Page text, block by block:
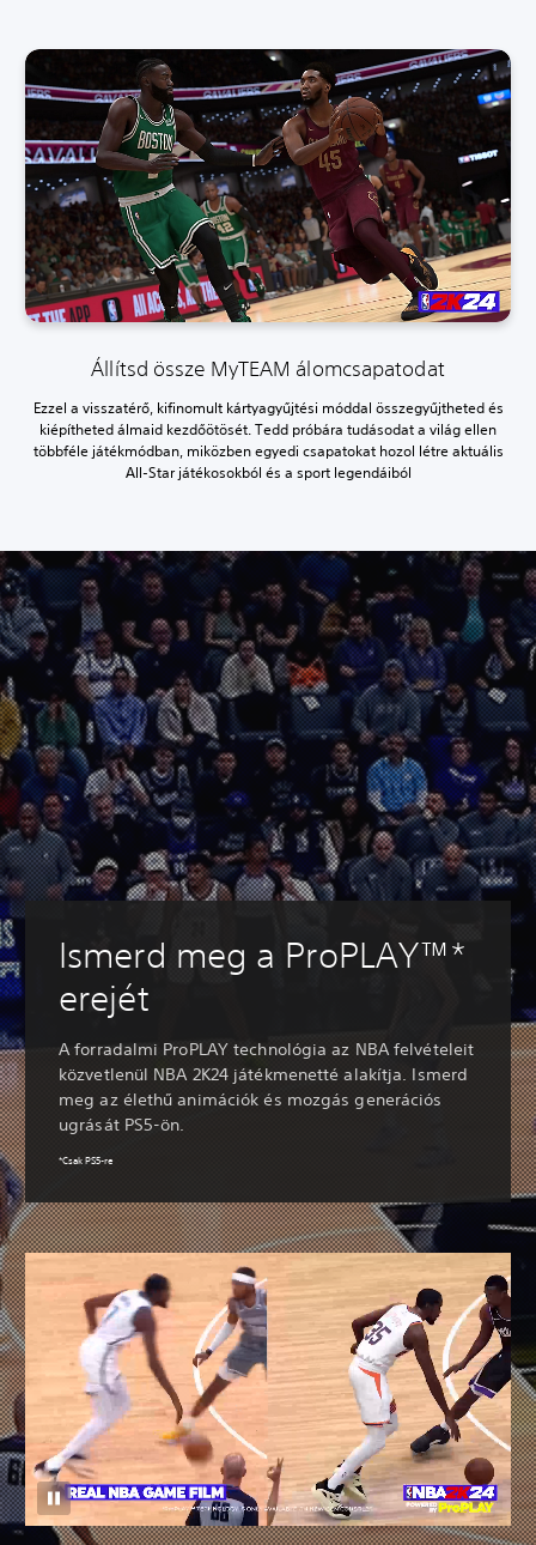
Állítsd össze MyTEAM álomcsapatodat
Ezzel a visszatérő, kifinomult kártyagyűjtési móddal összegyűjtheted és
kiépítheted álmaid kezdőötösét. Tedd próbára tudásodat a világ ellen
többféle játékmódban, miközben egyedi csapatokat hozol létre aktuális
All-Star játékosokból és a sport legendáiból
Ismerd meg a ProPLAY™*
erejét
A forradalmi ProPLAY technológia az NBA felvételeit
közvetlenül NBA 2K24 játékmenetté alakítja. Ismerd
meg az élethű animációk és mozgás generációs
ugrását PS5-ön.
*Csak PS5-re